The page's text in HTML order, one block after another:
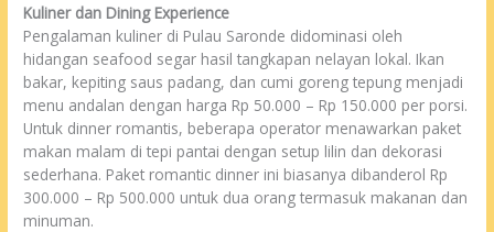
Kuliner dan Dining Experience
Pengalaman kuliner di Pulau Saronde didominasi oleh
hidangan seafood segar hasil tangkapan nelayan lokal. Ikan
bakar, kepiting saus padang, dan cumi goreng tepung menjadi
menu andalan dengan harga Rp 50.000 – Rp 150.000 per porsi.
Untuk dinner romantis, beberapa operator menawarkan paket
makan malam di tepi pantai dengan setup lilin dan dekorasi
sederhana. Paket romantic dinner ini biasanya dibanderol Rp
300.000 – Rp 500.000 untuk dua orang termasuk makanan dan
minuman.